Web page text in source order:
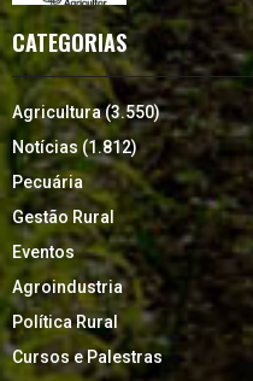
CATEGORIAS
Agricultura(3.550)
Notícias (1.812)
Pecuária
Gestão Rural
Eventos
Agroindustria
Política Rural
Cursos e Palestras